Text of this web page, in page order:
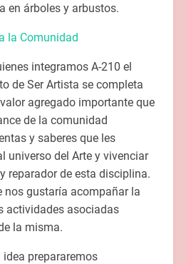
en árboles y arbustos.
la Comunidad
integramos A-210 el
de Ser Artista se completa
agregado importante que
de la comunidad
y saberes que les
universo del Arte y vivenciar
reparador de esta disciplina.
nos gustaría acompañar la
actividades asociadas
la misma.
prepararemos